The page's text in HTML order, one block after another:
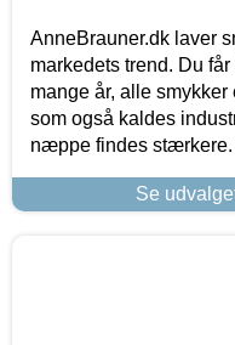
AnneBrauner.dk laver
markedets trend. Du
mange år, alle
som også kaldes
næppe findes stærkere.
Se